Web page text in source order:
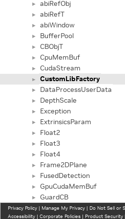
► abiRefObj
► abiRefT
► abiWindow
► BufferPool
► CBObjT
► CpuMemBuf
► CudaStream
► CustomLibFactory
► DataProcessUserData
► DepthScale
► Exception
► ExtrinsicsParam
► Float2
► Float3
► Float4
► Frame2DPlane
► FusedDetection
► GpuCudaMemBuf
► GuardCB
► GuardDataBridge
Privacy Policy | Manage My Privacy | Do Not Sell or
Accessibility | Corporate Policies | Product Security